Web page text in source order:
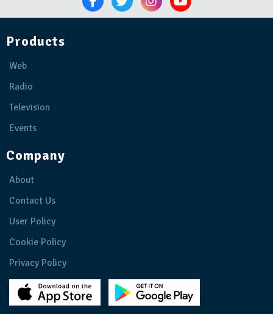
Products
Web
Radio
Television
Events
Company
About
Contact Us
User Policy
Cookie Policy
Privacy Policy